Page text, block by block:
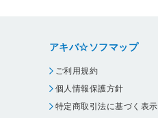
アキバ☆ソフマップ
ご利用規約
個人情報保護方針
特定商取引法に基づく表示